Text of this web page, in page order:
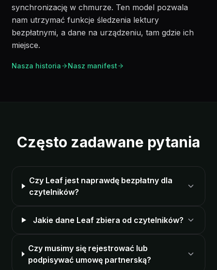
synchronizację w chmurze. Ten model pozwala
nam utrzymać funkcje śledzenia lektury
bezpłatnymi, a dane na urządzeniu, tam gdzie ich
miejsce.
Nasza historia Nasz manifest
Często zadawane pytania
Czy Leaf jest naprawdę bezpłatny dla
czytelników?
Jakie dane Leaf zbiera od czytelników?
Czy musimy się rejestrować lub
podpisywać umowę partnerską?